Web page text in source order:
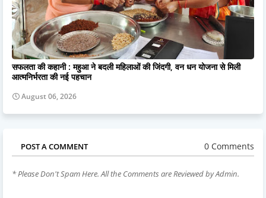
सफलता की कहानी : महुआ ने बदली महिलाओं की जिंदगी, वन धन योजना से मिली
आत्मनिर्भरता की नई पहचान
August 06, 2026
POST A COMMENT 0 Comments
* Please Don't Spam Here. All the Comments are Reviewed by Admin.